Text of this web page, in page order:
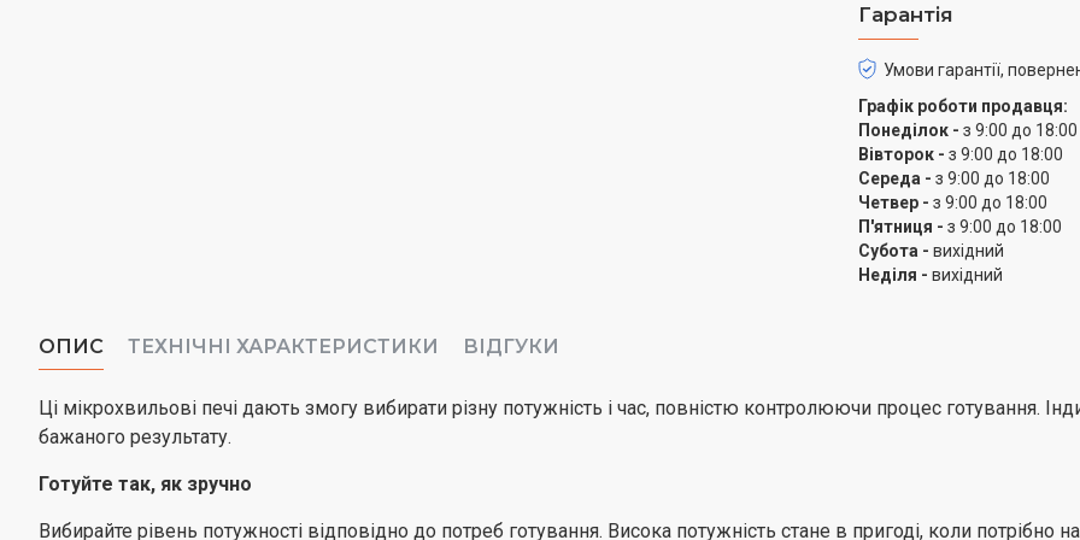
досягає страв
потужність.
інтервали нагрівання
Простота керування —
Керування вручну за
керувати роботою
режим, а нижній є
Гарантія
Умови гарантії,
Графік роботи продавця:
Понеділок - з 9:00 до 18:00
Вівторок - з 9:00 до 18:00
Середа - з 9:00 до 18:00
Четвер - з 9:00 до 18:00
П'ятниця - з 9:00 до 18:00
Субота - вихідний
Неділя - вихідний
ОПИС ТЕХНІЧНІ ХАРАКТЕРИСТИКИ ВІДГУКИ
Ці мікрохвильові печі дають змогу вибирати різну потужність і час, повністю контролюючи процес готування.
бажаного результату.
Готуйте так, як зручно
Вибирайте рівень потужності відповідно до потреб готування. Висока потужність стане в пригоді, коли